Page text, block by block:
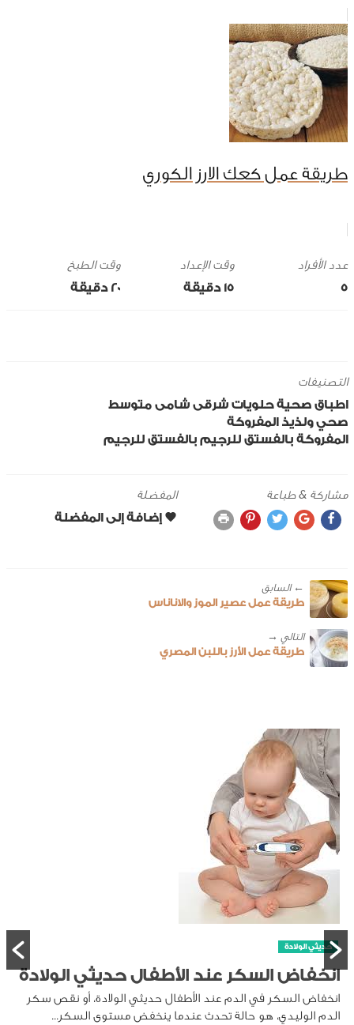
طريقة عمل كعك الارز الكوري
5
وقت الإعداد
15 ‎دقيقة
وقت الطبخ
20 ‎دقيقة
التصنيفات
اطباق صحية حلويات شرقى شامى متوسط
صحي ولذيذ المفروكة
المفروكة بالفستق للرجيم بالفستق للرجيم
مشاركة & طباعة المفضلة
← ‎السابق
طريقة عمل عصير الموز والاناناس
طريقة عمل الأرز باللبن المصري
حديثي الولادة
انخفاض السكر عند الأطفال حديثي الولادة
انخفاض السكر في الدم عند الأطفال حديثي الولادة، أو نقص سكر
الدم الوليدي، هو حالة تحدث عندما ينخفض مستوى السكر...